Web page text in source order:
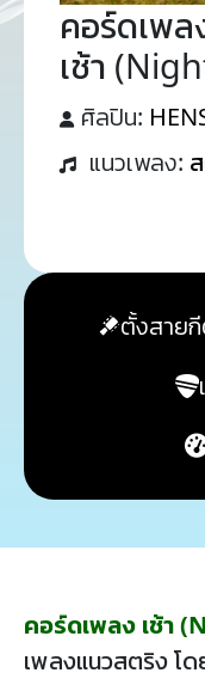
คอร์ดเพล
เช้า
ศิลปิน:
แนวเพลง:
ตั้งสาย
คอร์ดเพลง เช้า
เพลงแนวสตริง โ